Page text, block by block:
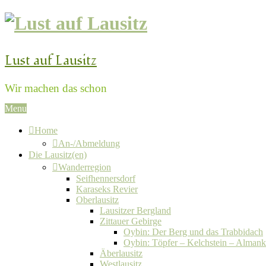
Lust auf Lausitz
Wir machen das schon
Menu
Home
An-/Abmeldung
Die Lausitz(en)
Wanderregion
Seifhennersdorf
Karaseks Revier
Oberlausitz
Lausitzer Bergland
Zittauer Gebirge
Oybin: Der Berg und das Trabbidach
Oybin: Töpfer – Kelchstein –
Äberlausitz
Westlausitz